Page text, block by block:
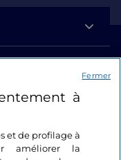
à
et de profilage à
améliorer la
Fermer